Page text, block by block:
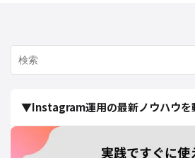
▼Instagram運用の最新ノウハウを